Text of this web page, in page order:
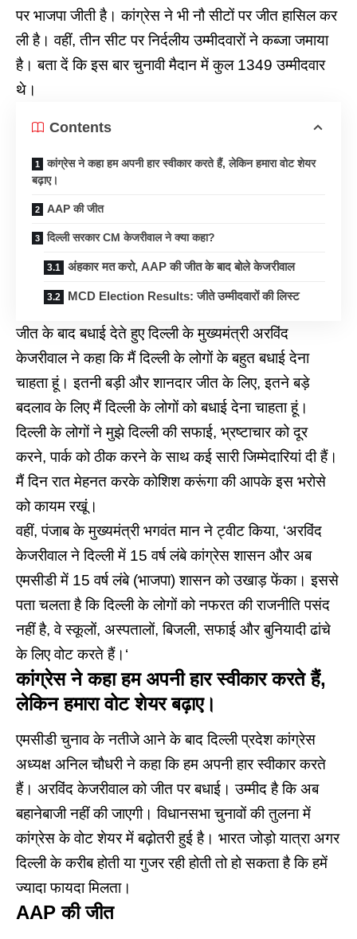
पर भाजपा जीती है। कांग्रेस ने भी नौ सीटों पर जीत हासिल कर
ली है। वहीं, तीन सीट पर निर्दलीय उम्मीदवारों ने कब्जा जमाया
है। बता दें कि इस बार चुनावी मैदान में कुल 1349 उम्मीदवार
थे।
Contents
कांग्रेस ने कहा हम अपनी हार स्वीकार करते हैं, लेकिन हमारा वोट शेयर
बढ़ाए।
AAP की जीत
दिल्ली सरकार CM केजरीवाल ने क्या कहा?
अंहकार मत करो, AAP की जीत के बाद बोले केजरीवाल
MCD Election Results: जीते उम्मीदवारों की लिस्ट
जीत के बाद बधाई देते हुए दिल्ली के मुख्यमंत्री अरविंद
केजरीवाल ने कहा कि मैं दिल्ली के लोगों के बहुत बधाई देना
चाहता हूं। इतनी बड़ी और शानदार जीत के लिए, इतने बड़े
बदलाव के लिए मैं दिल्ली के लोगों को बधाई देना चाहता हूं।
दिल्ली के लोगों ने मुझे दिल्ली की सफाई, भ्रष्टाचार को दूर
करने, पार्क को ठीक करने के साथ कई सारी जिम्मेदारियां दी हैं।
मैं दिन रात मेहनत करके कोशिश करूंगा की आपके इस भरोसे
को कायम रखूं।
वहीं, पंजाब के मुख्यमंत्रीभगवंत माननेट्वीटकिया, ‘अरविंद
केजरीवाल ने दिल्ली में 15 वर्ष लंबे कांग्रेस शासन और अब
एमसीडी में 15 वर्ष लंबे (भाजपा) शासन को उखाड़ फेंका। इससे
पता चलता है कि दिल्ली के लोगों को नफरत की राजनीति पसंद
नहीं है, वे स्कूलों, अस्पतालों, बिजली, सफाई और बुनियादी ढांचे
के लिए वोट करते हैं।‘
कांग्रेस ने कहा हम अपनी हार स्वीकार करते हैं,
लेकिन हमारा वोट शेयर बढ़ाए।
एमसीडी चुनाव के नतीजे आने के बाद दिल्ली प्रदेशकांग्रेस
अध्यक्ष अनिल चौधरी ने कहा कि हम अपनी हार स्वीकार करते
हैं। अरविंद केजरीवाल को जीत पर बधाई। उम्मीद है कि अब
बहानेबाजी नहीं की जाएगी। विधानसभा चुनावों की तुलना में
कांग्रेस के वोट शेयर में बढ़ोतरी हुई है। भारत जोड़ो यात्रा अगर
दिल्ली के करीब होती या गुजर रही होती तो हो सकता है कि हमें
ज्यादा फायदा मिलता।
AAP की जीत